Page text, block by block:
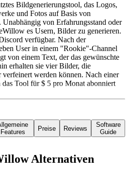
Bildgenerierungstool, das Logos,
und Fotos auf Basis von
Unabhängig von Erfahrungsstand oder
es Usern, Bilder zu generieren.
verfügbar. Nach der
User in einem "Rookie"-Channel
von einem Text, der das gewünschte
erhalten sie vier Bilder, die
verfeinert werden können. Nach einer
das Tool für $ 5 pro Monat abonniert
Features
Preise Reviews
Software
Guide
Alternativen